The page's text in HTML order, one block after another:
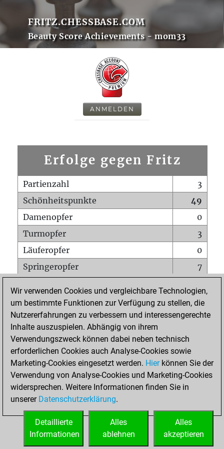
FRITZ.CHESSBASE.COM
Beauty Score Achievements - mom33
ANMELDEN
Erfolge gegen Fritz
Partienzahl
3
Schönheitspunkte
49
Damenopfer
0
Turmopfer
3
Läuferopfer
0
Springeropfer
7
Matt auf vollem Brett
0
Bauer setzt Matt
0
Erstickte Matts
Unterverwandlungen
Türme auf der siebten
0
STARTSEITE
Wir verwenden Cookies und vergleichbare Technologien,
um bestimmte Funktionen zur Verfügung zu stellen, die
Nutzererfahrungen zu verbessern und interessengerechte
Inhalte auszuspielen. Abhängig von ihrem
Verwendungszweck können dabei neben technisch
erforderlichen Cookies auch Analyse-Cookies sowie
Marketing-Cookies eingesetzt werden. Hierkönnen Sie der
Verwendung von Analyse-Cookies und Marketing-Cookies
widersprechen. Weitere Informationen finden Sie in
unserer Datenschutzerklärung.
Alles
akzeptieren
Alles
ablehnen
Detaillierte
Informationen